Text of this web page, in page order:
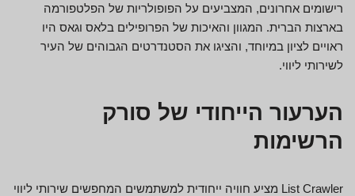
רישומים אחרונים, המצביעים על הפופולריות של הפלטפורמה
בארצות הברית. המגוון והאיכות של הפרופילים בלאס וגאס היו
ראויים לציון במיוחד, והציגו את הסטנדרטים הגבוהים של העיר
לשירותי ליווי.
הערעור הייחודי של סורק
הרשימות
List Crawler מציע חוויה ייחודית למשתמשים המחפשים שירותי ליווי